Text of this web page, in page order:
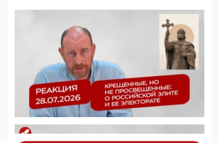
деятельность ИИТО ЮНЕСКО в России, но
цифроглобалисты продолжают определять
повестку в образовании
09:43, 01 Июня 2026
5G за счет здоровья граждан: Минцифры намерено
отобрать у регионов и муниципалитетов право
защищать жилые дома и социальные объекты от
05:58, 26 Мая 2026
Роскомнадзор освободили от борца с
деструктивным и опасным контентом
07:39, 25 Мая 2026